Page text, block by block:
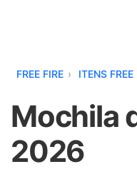
FREE FIRE ITENS FREE
Mochila
2026